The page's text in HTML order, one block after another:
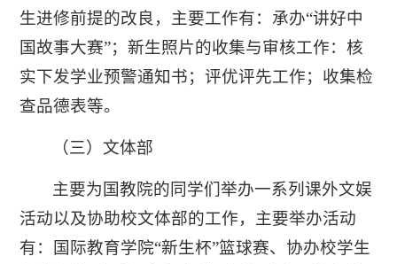
生进修前提的改良，主要工作有：承办“讲好中
国故事大赛”；新生照片的收集与审核工作：核
实下发学业预警通知书；评优评先工作；收集检
查品德表等。
（三）文体部
主要为国教院的同学们举办一系列课外文娱
活动以及协助校文体部的工作，主要举办活动
有：国际教育学院“新生杯”篮球赛、协办校学生